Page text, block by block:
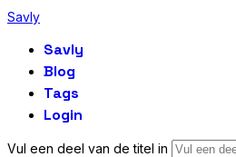
Savly
Savly
Blog
Tags
Login
Vul een deel van de titel in